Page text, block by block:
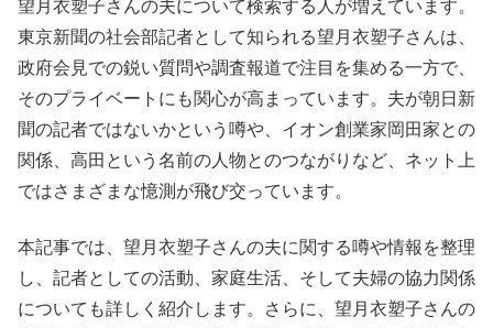
望月衣塑子さんの夫について検索する人が増えています。
東京新聞の社会部記者として知られる望月衣塑子さんは、
政府会見での鋭い質問や調査報道で注目を集める一方で、
そのプライベートにも関心が高まっています。夫が朝日新
聞の記者ではないかという噂や、イオン創業家岡田家との
関係、高田という名前の人物とのつながりなど、ネット上
ではさまざまな憶測が飛び交っています。
本記事では、望月衣塑子さんの夫に関する噂や情報を整理
し、記者としての活動、家庭生活、そして夫婦の協力関係
についても詳しく紹介します。さらに、望月衣塑子さんの